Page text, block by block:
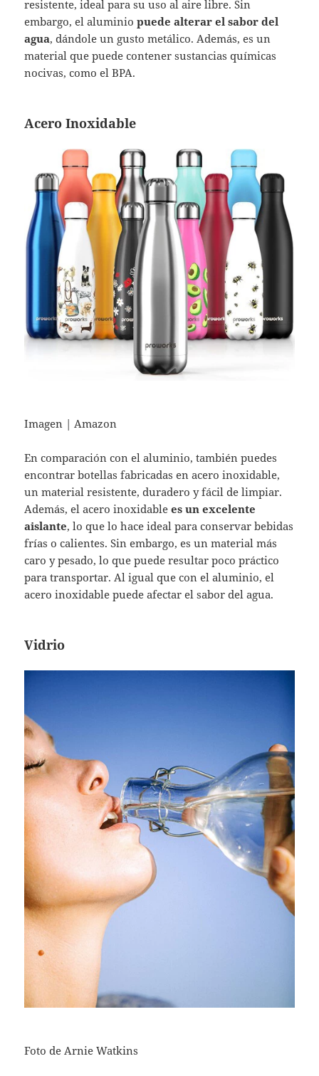
resistente, ideal para su uso al aire libre. Sin
embargo, el aluminiopuede alterar el sabor del
agua, dándole un gusto metálico. Además, es un
material que puede contener sustancias químicas
nocivas, como el BPA.
Acero Inoxidable
Imagen | Amazon
En comparación con el aluminio, también puedes
encontrar botellas fabricadas en acero inoxidable,
un material resistente, duradero y fácil de limpiar.
Además, el acero inoxidablees un excelente
aislante, lo que lo hace ideal para conservar bebidas
frías o calientes. Sin embargo, es un material más
caro y pesado, lo que puede resultar poco práctico
para transportar. Al igual que con el aluminio, el
acero inoxidable puede afectar el sabor del agua.
Vidrio
Foto de Arnie Watkins